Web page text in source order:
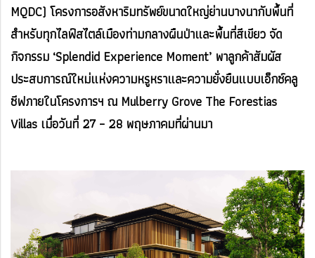
MQDC) โครงการอสังหาริมทรัพย์ขนาดใหญ่ย่านบางนากับพื้นที่
สำหรับทุกไลฟ์สไตล์เมืองท่ามกลางผืนป่าและพื้นที่สีเขียว จัด
กิจกรรม ‘Splendid Experience Moment’ พาลูกค้าสัมผัส
ประสบการณ์ใหม่แห่งความหรูหราและความยั่งยืนแบบเอ็กซ์คลู
ซีฟภายในโครงการฯ ณ Mulberry Grove The Forestias
Villas เมื่อวันที่ 27 – 28 พฤษภาคมที่ผ่านมา